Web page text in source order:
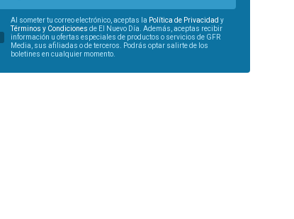
Al someter tu correo electrónico, aceptas la Política de Privacidad y
Términos y Condiciones de El Nuevo Día. Además, aceptas recibir
información u ofertas especiales de productos o servicios de GFR
Media, sus afiliadas o de terceros. Podrás optar salirte de los
boletines en cualquier momento.